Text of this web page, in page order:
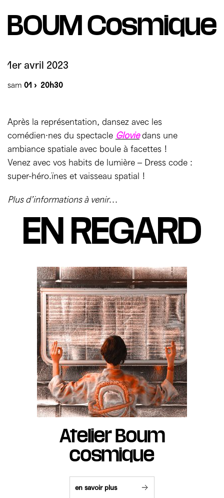
Équipe du TXR & contacts
Accessibilité
Votre venue au TXR
Nous soutenir
Comment ça marche ?
Agenda
04 72 07 49 49
BOUM Cosmique
1er avril 2023
sam 01 › 20h30
Après la représentation, dansez avec les
comédien·nes du spectacle Gloviedans une
ambiance spatiale avec boule à facettes !
Venez avec vos habits de lumière – Dress code :
super-héro.ïnes et vaisseau spatial !
Plus d’informations à venir…
EN REGARD
Atelier Boum
cosmique
en savoir plus